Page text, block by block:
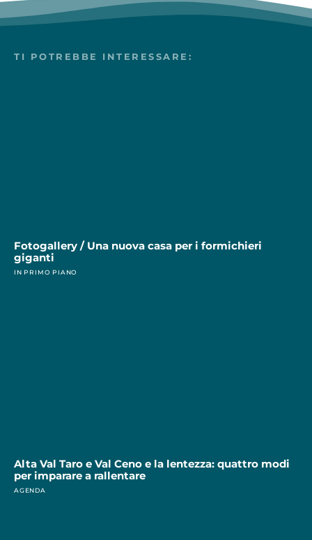
TI POTREBBE INTERESSARE:
Fotogallery / Una nuova casa per i formichieri
giganti
IN PRIMO PIANO
Alta Val Taro e Val Ceno e la lentezza: quattro modi
per imparare a rallentare
AGENDA